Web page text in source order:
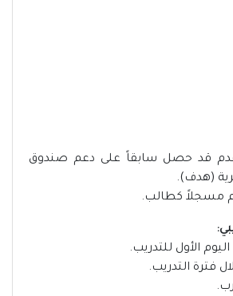
قد حصل سابقاً على دعم صندوق
(هدف).
الأول للتدريب.
فترة التدريب.